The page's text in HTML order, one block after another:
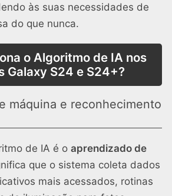
às suas necessidades de
do que nunca.
o Algoritmo de IA nos
Galaxy S24 e S24+?
máquina e reconhecimento
de IA é o aprendizado de
que o sistema coleta dados
mais acessados, rotinas